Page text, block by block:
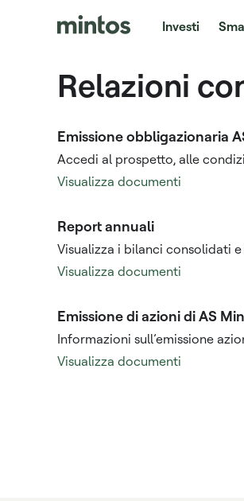
Investi
Relazioni
Emissione obbligazionaria
Accedi al prospetto, alle
Visualizza documenti
Report annuali
Visualizza i bilanci consolidati
Visualizza documenti
Emissione di azioni di AS
Informazioni sull’emissione
Visualizza documenti